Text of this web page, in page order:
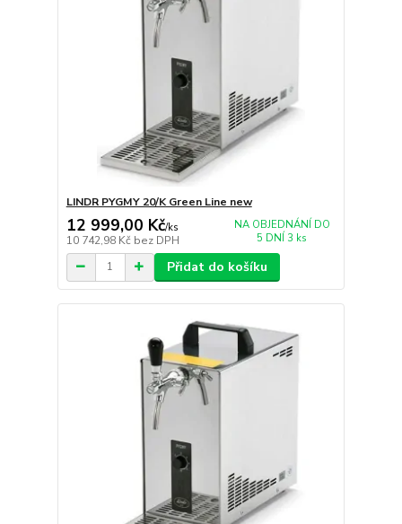
LINDR PYGMY 20/K Green Line new
12 999,00 Kč/ks
10 742,98 Kč bez DPH
NA OBJEDNÁNÍ DO
5 DNÍ 3 ks
Přidat do košíku